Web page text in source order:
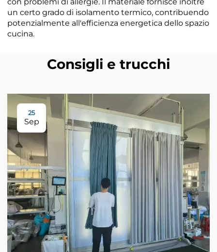
un certo grado di isolamento termico, contribuendo
potenzialmente all'efficienza energetica dello spazio
cucina.
Consigli e trucchi
25
Sep